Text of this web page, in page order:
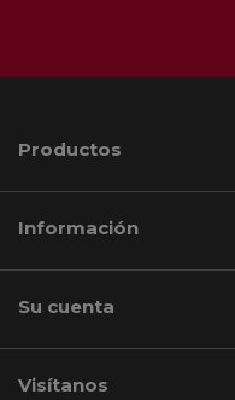
Productos
Información
Su cuenta
Visítanos